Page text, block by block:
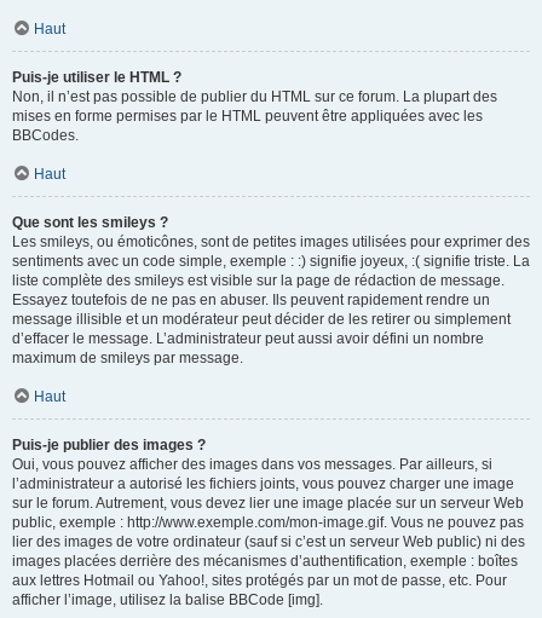
Haut
Puis-je utiliser le HTML ?
Non, il n’est pas possible de publier du HTML sur ce forum. La plupart des
mises en forme permises par le HTML peuvent être appliquées avec les
BBCodes.
Haut
Que sont les smileys ?
Les smileys, ou émoticônes, sont de petites images utilisées pour exprimer des
sentiments avec un code simple, exemple : :) signifie joyeux, :( signifie triste. La
liste complète des smileys est visible sur la page de rédaction de message.
Essayez toutefois de ne pas en abuser. Ils peuvent rapidement rendre un
message illisible et un modérateur peut décider de les retirer ou simplement
d’effacer le message. L’administrateur peut aussi avoir défini un nombre
maximum de smileys par message.
Haut
Puis-je publier des images ?
Oui, vous pouvez afficher des images dans vos messages. Par ailleurs, si
l’administrateur a autorisé les fichiers joints, vous pouvez charger une image
sur le forum. Autrement, vous devez lier une image placée sur un serveur Web
public, exemple : http://www.exemple.com/mon-image.gif. Vous ne pouvez pas
lier des images de votre ordinateur (sauf si c’est un serveur Web public) ni des
images placées derrière des mécanismes d’authentification, exemple : boîtes
aux lettres Hotmail ou Yahoo!, sites protégés par un mot de passe, etc. Pour
afficher l’image, utilisez la balise BBCode [img].